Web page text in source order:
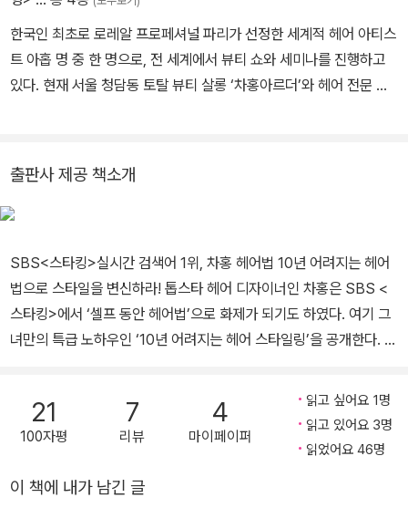
한국인 최초로 로레알 프로페셔널 파리가 선정한 세계적 헤어 아티스
트 아홉 명 중 한 명으로, 전 세계에서 뷰티 쇼와 세미나를 진행하고
있다. 현재 서울 청담동 토탈 뷰티 살롱 ‘차홍아르더’와 헤어 전문 살
출판사 제공 책소개
SBS<스타킹>실시간 검색어 1위, 차홍 헤어법 10년 어려지는 헤어
법으로 스타일을 변신하라! 톱스타 헤어 디자이너인 차홍은 SBS <
스타킹>에서 ‘셀프 동안 헤어법’으로 화제가 되기도 하였다. 여기 그
녀만의 특급 노하우인 ‘10년 어려지는 헤어 스타일링’을 공개한다. 어
쉽게 따라할 수 있는 셀프 헤어 연출법이다. 최강 동안 헤어법 전문가
인 저자의 조언과 실습 과정을 통하여 365일 변신하는 나만의 스타
일을 만들어보자. 모두 집에서 스스로 할 수 있는 방법들이기 때문에
다 어려 보이고, 자기만의 스타일을 갖고 싶고, 때때로 변신을 시도하
21
100자평
7
리뷰
4
마이페이퍼
읽고 싶어요 1명
읽고 있어요 3명
읽었어요 46명
이 책에 내가 남긴 글